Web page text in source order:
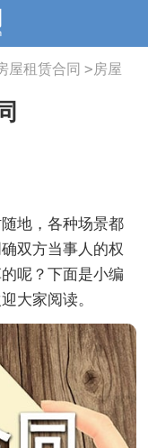
屋租赁合同 >房屋
地，各种场景都
双方当事人的权
呢？下面是小编
大家阅读。